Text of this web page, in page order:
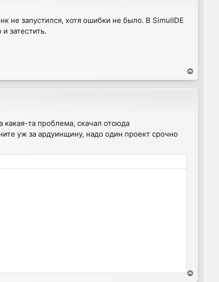
не запустился, хотя ошибки не было. В SimulIDE
затестить.
o
p
какая-та проблема, скачал отсюда
уж за ардуинщину, надо один проект срочно